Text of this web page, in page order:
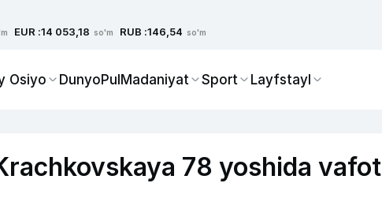
EUR :14 053,18 so'm RUB :146,54 so'm
Osiyo DunyoPulMadaniyat Sport Layfstayl
78 yoshida vafot